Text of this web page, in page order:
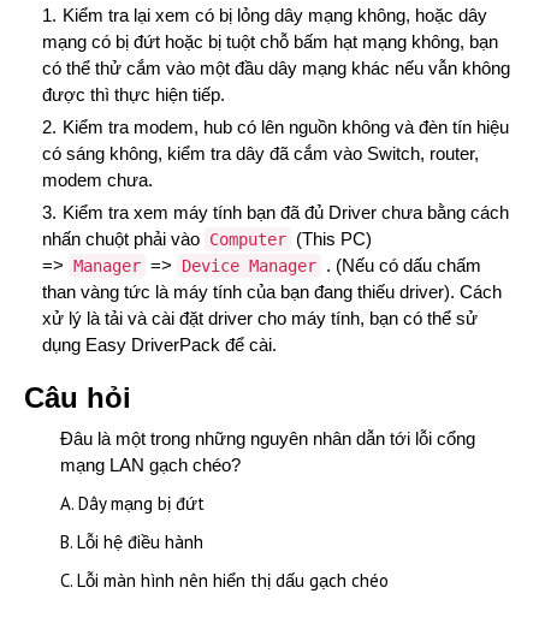
Kiểm tra lại xem có bị lỏng dây mạng không, hoặc dây
mạng có bị đứt hoặc bị tuột chỗ bấm hạt mạng không, bạn
có thể thử cắm vào một đầu dây mạng khác nếu vẫn không
được thì thực hiện tiếp.
Kiểm tra modem, hub có lên nguồn không và đèn tín hiệu
có sáng không, kiểm tra dây đã cắm vào Switch, router,
modem chưa.
Kiểm tra xem máy tính bạn đã đủ Driver chưa bằng cách
nhấn chuột phải vào Computer (This PC)
=> Manager => Device Manager . (Nếu có dấu chấm
than vàng tức là máy tính của bạn đang thiếu driver). Cách
xử lý là tải và cài đặt driver cho máy tính, bạn có thể sử
dụng Easy DriverPack để cài.
Câu hỏi
Đâu là một trong những nguyên nhân dẫn tới lỗi cổng
mạng LAN gạch chéo?
A. Dây mạng bị đứt
B. Lỗi hệ điều hành
C. Lỗi màn hình nên hiển thị dấu gạch chéo